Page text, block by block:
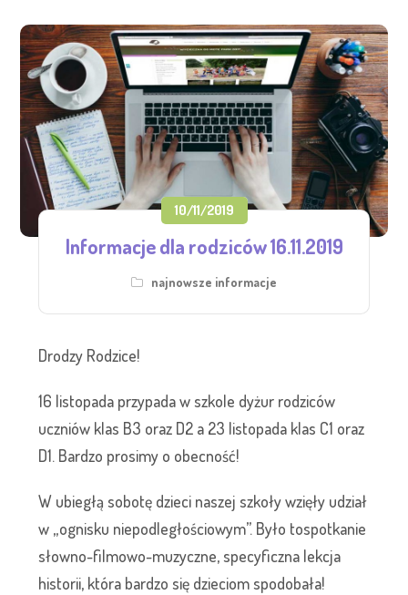
10/11/2019
Informacje dla rodziców 16.11.2019
najnowsze informacje
Drodzy Rodzice!
16 listopada przypada w szkole dyżur rodziców
uczniów klas B3 oraz D2 a 23 listopada klas C1 oraz
D1. Bardzo prosimy o obecność!
W ubiegłą sobotę dzieci naszej szkoły wzięły udział
w „ognisku niepodległościowym”. Było tospotkanie
słowno-filmowo-muzyczne, specyficzna lekcja
historii, która bardzo się dzieciom spodobała!